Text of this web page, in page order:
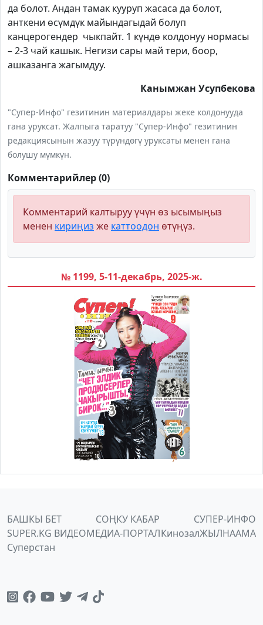
да болот. Андан тамак кууруп жасаса да болот,
анткени өсүмдүк майындагыдай болуп
канцерогендер чыкпайт. 1 күндө колдонуу нормасы
– 2-3 чай кашык. Негизи сары май тери, боор,
ашказанга жагымдуу.
Канымжан Усупбекова
"Супер-Инфо" гезитинин материалдары жеке колдонууда
гана уруксат. Жалпыга таратуу "Супер-Инфо" гезитинин
редакциясынын жазуу түрүндөгү уруксаты менен гана
болушу мүмкүн.
Комментарийлер (0)
Комментарий калтыруу үчүн өз ысымыңыз
менен кириңиз же каттоодон өтүңүз.
№ 1199, 5-11-декабрь, 2025-ж.
БАШКЫ БЕТ СОҢКУ КАБАР
СУПЕР-ИНФО
SUPER.KG ВИДЕОМЕДИА-ПОРТАЛКинозалЖЫЛНААМА
Суперстан